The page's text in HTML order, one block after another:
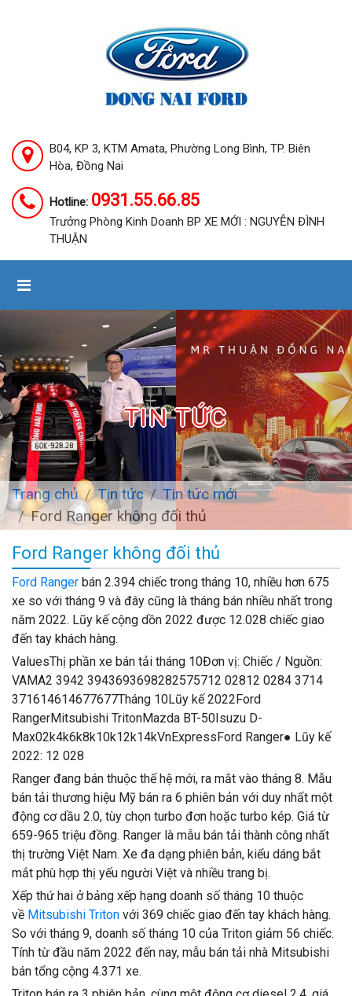
B04, KP 3, KTM Amata, Phường Long Bình, TP. Biên
Hòa, Đồng Nai
Hotline: 0931.55.66.85
Trưởng Phòng Kinh Doanh BP XE MỚI : NGUYỄN ĐÌNH
THUẬN
TIN TỨC
Trang chủ Tin tức
Tin tức mới
Ford Ranger không đối thủ
Ford Ranger không đối thủ
Ford Ranger bán 2.394 chiếc trong tháng 10, nhiều hơn 675
xe so với tháng 9 và đây cũng là tháng bán nhiều nhất trong
năm 2022. Lũy kế cộng dồn 2022 được 12.028 chiếc giao
đến tay khách hàng.
ValuesThị phần xe bán tải tháng 10Đơn vị: Chiếc / Nguồn:
VAMA2 3942 3943693698282575712 02812 0284 3714
371614614677677Tháng 10Lũy kế 2022Ford
RangerMitsubishi TritonMazda BT-50Isuzu D-
Max02k4k6k8k10k12k14kVnExpressFord Ranger● Lũy kế
2022: 12 028
Ranger đang bán thuộc thế hệ mới, ra mắt vào tháng 8. Mẫu
bán tải thương hiệu Mỹ bán ra 6 phiên bản với duy nhất một
động cơ dầu 2.0, tùy chọn turbo đơn hoặc turbo kép. Giá từ
659-965 triệu đồng. Ranger là mẫu bán tải thành công nhất
thị trường Việt Nam. Xe đa dạng phiên bản, kiểu dáng bắt
mắt phù hợp thị yếu người Việt và nhiều trang bị.
Xếp thứ hai ở bảng xếp hạng doanh số tháng 10 thuộc
về Mitsubishi Triton với 369 chiếc giao đến tay khách hàng.
So với tháng 9, doanh số tháng 10 của Triton giảm 56 chiếc.
Tính từ đầu năm 2022 đến nay, mẫu bán tải nhà Mitsubishi
bán tổng cộng 4.371 xe.